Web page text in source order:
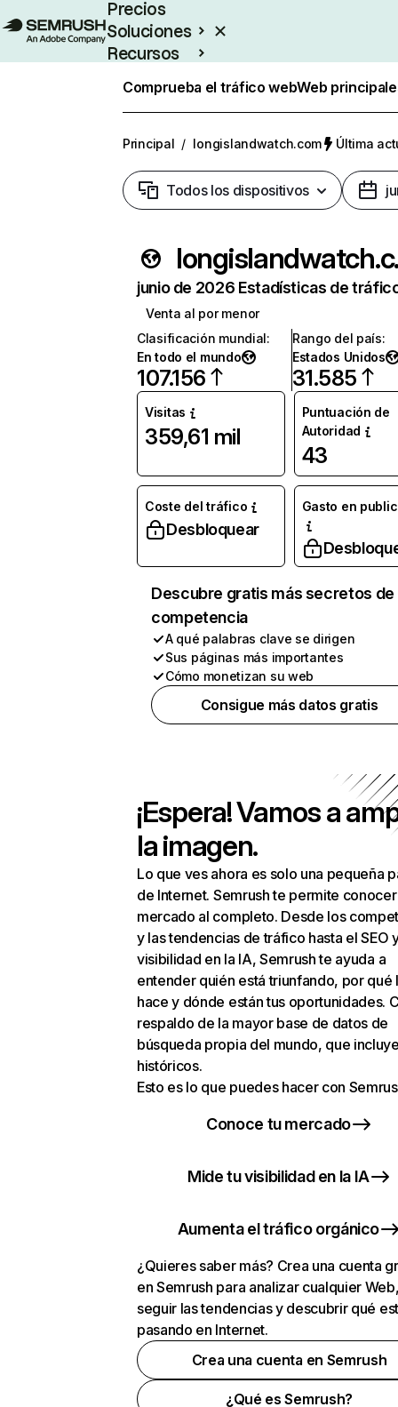
Precios
Soluciones
Recursos
Comprueba el tráfico webWeb
Principal / longislandwatch.com Última
Todos los dispositivos
junio de 2026 Estadísticas de
Venta al por menor
Clasificación mundial:
En todo el mundo
107.156
Rango del país:
Estados Unidos
31.585
Visitas
359,61 mil
Puntuación de
Autoridad
43
Coste del tráfico
Desbloquear
Gasto en
Descubre gratis más secretos de
competencia
A qué palabras clave se dirigen
Sus páginas más importantes
Cómo monetizan su web
Consigue más datos gratis
¡Espera! Vamos a
la imagen.
Lo que ves ahora es solo una pequeña
de Internet. Semrush te permite
mercado al completo. Desde los
y las tendencias de tráfico hasta el SEO
visibilidad en la IA, Semrush te ayuda a
entender quién está triunfando, por qué
hace y dónde están tus oportunidades.
respaldo de la mayor base de datos de
búsqueda propia del mundo, que
históricos.
Esto es lo que puedes hacer con
Conoce tu mercado
Mide tu visibilidad en la IA
Aumenta el tráfico orgánico
¿Quieres saber más? Crea una cuenta
en Semrush para analizar cualquier
seguir las tendencias y descubrir qué
pasando en Internet.
Crea una cuenta en Semrush
¿Qué es Semrush?